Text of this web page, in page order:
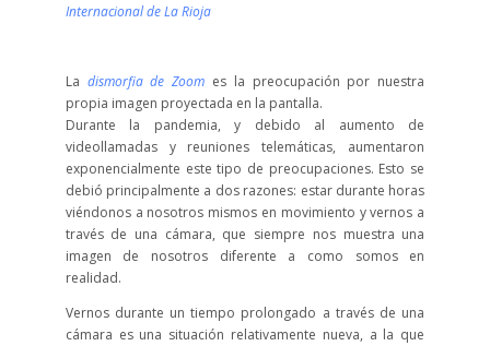
Internacional de La Rioja
La dismorfia de Zoom es la preocupación por nuestra
propia imagen proyectada en la pantalla.
Durante la pandemia, y debido al aumento de
videollamadas y reuniones telemáticas, aumentaron
exponencialmente este tipo de preocupaciones. Esto se
debió principalmente a dos razones: estar durante horas
viéndonos a nosotros mismos en movimiento y vernos a
través de una cámara, que siempre nos muestra una
imagen de nosotros diferente a como somos en
realidad.
Vernos durante un tiempo prolongado a través de una
cámara es una situación relativamente nueva, a la que